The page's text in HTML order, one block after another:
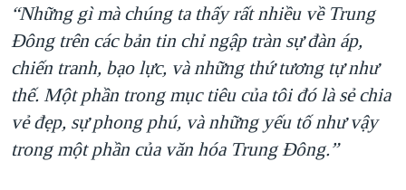
“Những gì mà chúng ta thấy rất nhiều về Trung
Đông trên các bản tin chỉ ngập tràn sự đàn áp,
chiến tranh, bạo lực, và những thứ tương tự như
thế. Một phần trong mục tiêu của tôi đó là sẻ chia
vẻ đẹp, sự phong phú, và những yếu tố như vậy
trong một phần của văn hóa Trung Đông.”